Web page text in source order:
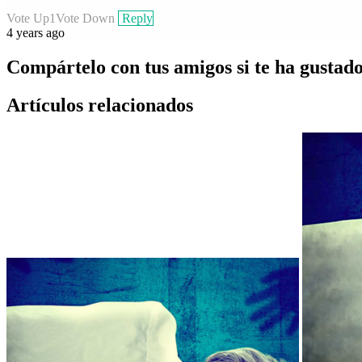
Vote Up1Vote Down Reply
4 years ago
Compártelo con tus amigos si te ha
Artículos relacionados